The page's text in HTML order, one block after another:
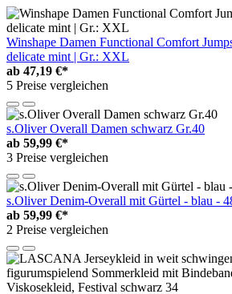
Winshape Damen Functional Comfort
delicate mint | Gr.: XXL
ab 47,19 €*
5 Preise vergleichen
s.Oliver Overall Damen schwarz Gr.40
ab 59,99 €*
3 Preise vergleichen
s.Oliver Denim-Overall mit Gürtel - blau -
ab 59,99 €*
2 Preise vergleichen